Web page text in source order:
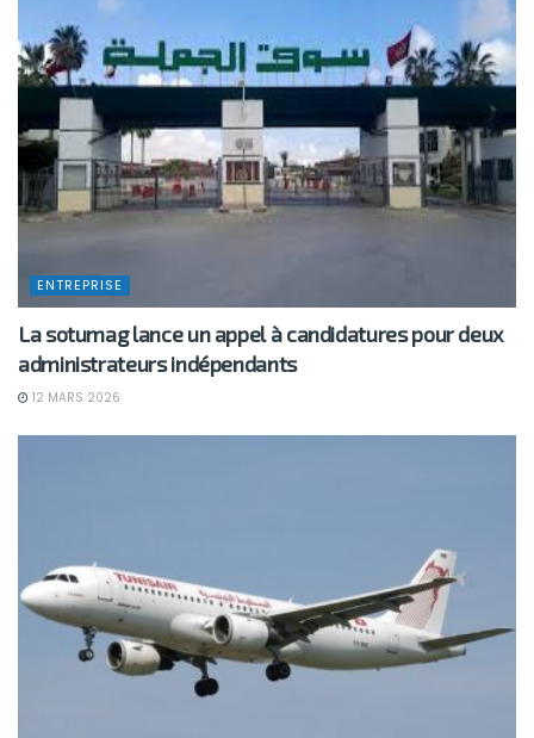
ENTREPRISE
La sotumag lance un appel à candidatures pour deux
administrateurs indépendants
12 MARS 2026